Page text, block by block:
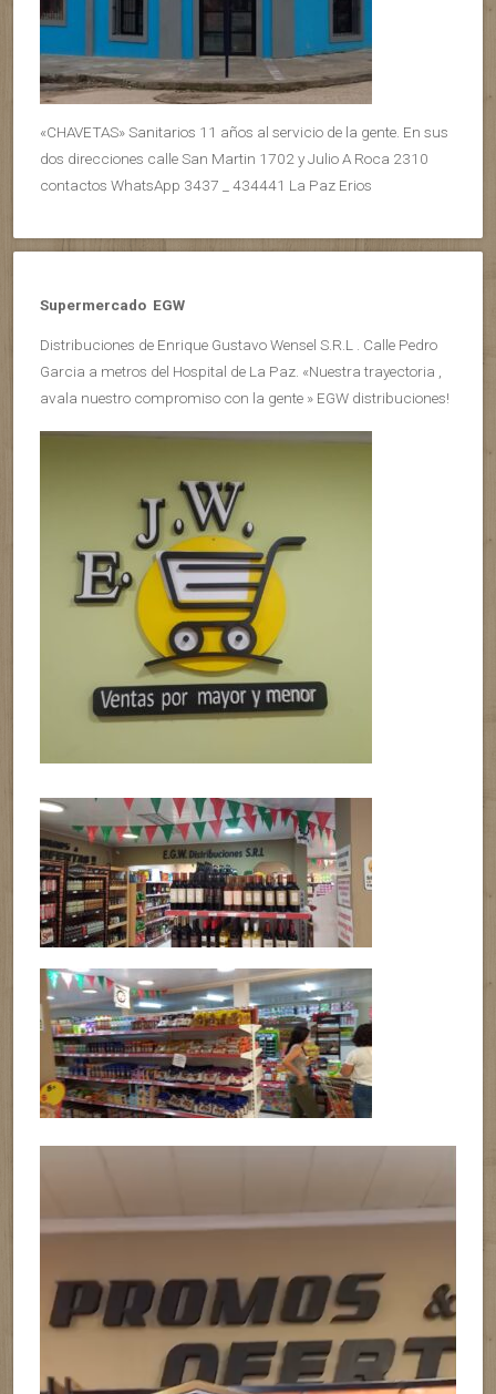
«CHAVETAS» Sanitarios 11 años al servicio de la gente. En sus
dos direcciones calle San Martin 1702 y Julio A Roca 2310
contactos WhatsApp 3437 _ 434441 La Paz Erios
Supermercado EGW
Distribuciones de Enrique Gustavo Wensel S.R.L . Calle Pedro
Garcia a metros del Hospital de La Paz. «Nuestra trayectoria ,
avala nuestro compromiso con la gente » EGW distribuciones!